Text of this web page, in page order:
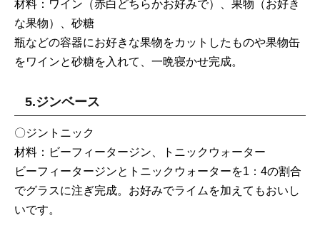
材料：ワイン（赤白どちらかお好みで）、果物（お好き
な果物）、砂糖
瓶などの容器にお好きな果物をカットしたものや果物缶
をワインと砂糖を入れて、一晩寝かせ完成。
5.ジンベース
〇ジントニック
材料：ビーフィータージン、トニックウォーター
ビーフィータージンとトニックウォーターを1：4の割合
でグラスに注ぎ完成。お好みでライムを加えてもおいし
いです。